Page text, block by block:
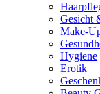
Gesicht
Make-
Hygiene
Erotik